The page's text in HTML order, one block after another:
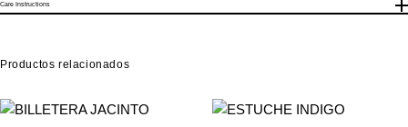
quedan sujetos al peso del producto y la compañía de envios
Care Instructions
Productos relacionados